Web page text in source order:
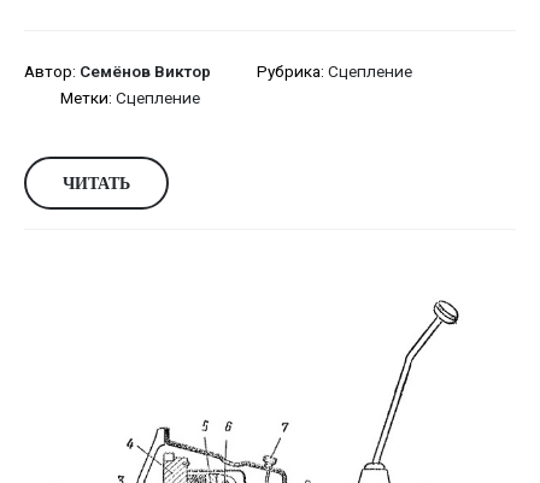
Автор: Семёнов Виктор Рубрика: Сцепление
Метки: Сцепление
ЧИТАТЬ